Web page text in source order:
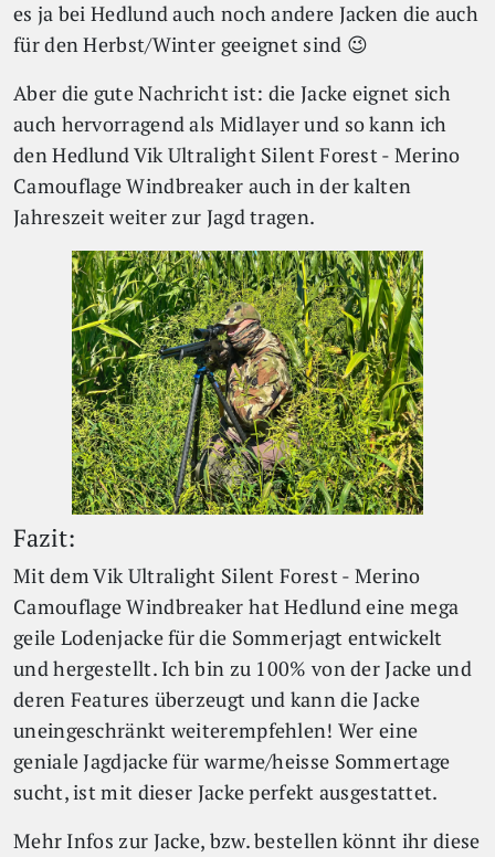
es ja bei Hedlund auch noch andere Jacken die auch
für den Herbst/Winter geeignet sind 😉
Aber die gute Nachricht ist: die Jacke eignet sich
auch hervorragend als Midlayer und so kann ich
den Hedlund Vik Ultralight Silent Forest - Merino
Camouflage Windbreaker auch in der kalten
Jahreszeit weiter zur Jagd tragen.
Fazit:
Mit dem Vik Ultralight Silent Forest - Merino
Camouflage Windbreaker hat Hedlund eine mega
geile Lodenjacke für die Sommerjagt entwickelt
und hergestellt. Ich bin zu 100% von der Jacke und
deren Features überzeugt und kann die Jacke
uneingeschränkt weiterempfehlen! Wer eine
geniale Jagdjacke für warme/heisse Sommertage
sucht, ist mit dieser Jacke perfekt ausgestattet.
Mehr Infos zur Jacke, bzw. bestellen könnt ihr diese